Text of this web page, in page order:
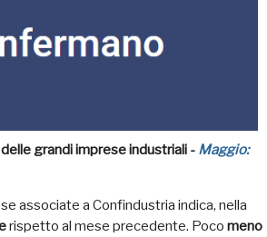
grandi imprese industriali - Maggio:
associate a Confindustria indica, nella
rispetto al mese precedente. Poco meno